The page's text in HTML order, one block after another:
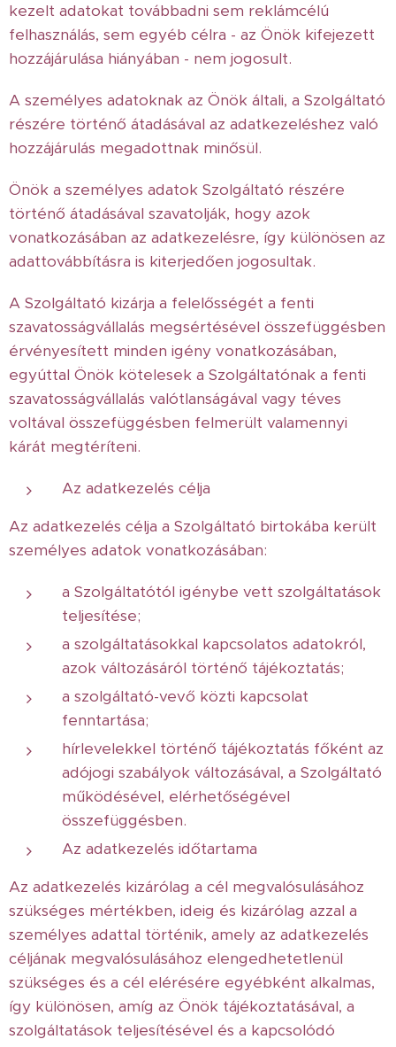
kezelt adatokat továbbadni sem reklámcélú
felhasználás, sem egyéb célra - az Önök kifejezett
hozzájárulása hiányában - nem jogosult.
A személyes adatoknak az Önök általi, a Szolgáltató
részére történő átadásával az adatkezeléshez való
hozzájárulás megadottnak minősül.
Önök a személyes adatok Szolgáltató részére
történő átadásával szavatolják, hogy azok
vonatkozásában az adatkezelésre, így különösen az
adattovábbításra is kiterjedően jogosultak.
A Szolgáltató kizárja a felelősségét a fenti
szavatosságvállalás megsértésével összefüggésben
érvényesített minden igény vonatkozásában,
egyúttal Önök kötelesek a Szolgáltatónak a fenti
szavatosságvállalás valótlanságával vagy téves
voltával összefüggésben felmerült valamennyi
kárát megtéríteni.
Az adatkezelés célja
Az adatkezelés célja a Szolgáltató birtokába került
személyes adatok vonatkozásában:
a Szolgáltatótól igénybe vett szolgáltatások
teljesítése;
a szolgáltatásokkal kapcsolatos adatokról,
azok változásáról történő tájékoztatás;
a szolgáltató-vevő közti kapcsolat
fenntartása;
hírlevelekkel történő tájékoztatás főként az
adójogi szabályok változásával, a Szolgáltató
működésével, elérhetőségével
összefüggésben.
Az adatkezelés időtartama
Az adatkezelés kizárólag a cél megvalósulásához
szükséges mértékben, ideig és kizárólag azzal a
személyes adattal történik, amely az adatkezelés
céljának megvalósulásához elengedhetetlenül
szükséges és a cél elérésére egyébként alkalmas,
így különösen, amíg az Önök tájékoztatásával, a
szolgáltatások teljesítésével és a kapcsolódó